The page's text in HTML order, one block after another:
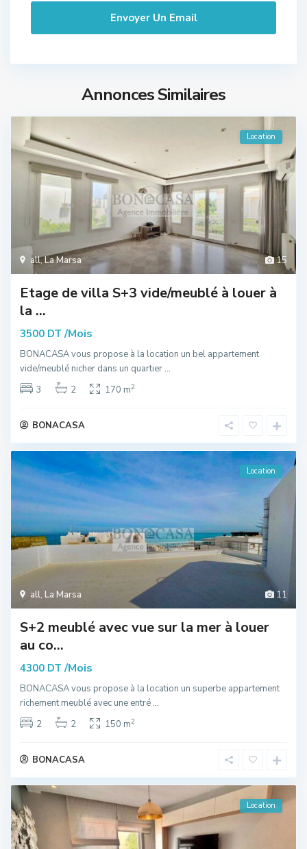
Annonces Similaires
15
all,La Marsa
Location
Etage de villa S+3 vide/meublé à louer à
la ...
3500 DT /Mois
BONACASA vous propose à la location un bel appartement
vide/meublé nicher dans un quartier...
3
2 170 m2
BONACASA
11
all, La Marsa
Location
S+2 meublé avec vue sur la mer à louer
au co...
4300 DT /Mois
BONACASA vous propose à la location un superbe appartement
richement meublé avec une entré...
2
2 150 m2
BONACASA
Location